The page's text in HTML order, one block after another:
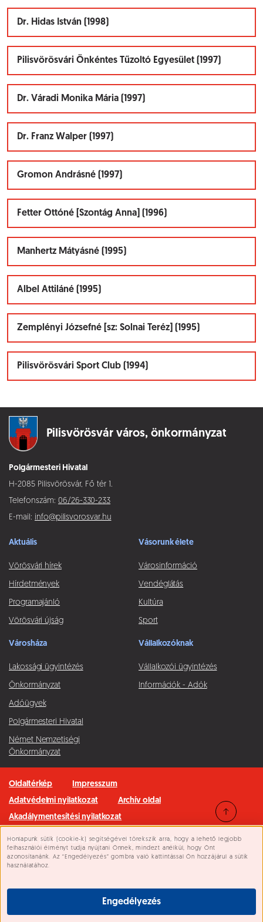
Süti beállítások
Honlapunk sütik (cookie-k) segítségével törekszik arra, hogy a lehető legjobb
felhasználói élményt tudja nyújtani Önnek, mindezt anélkül, hogy Önt
azonosítanánk. Az “Engedélyezés” gombra való kattintással Ön hozzájárul a sütik
használatához.
Engedélyezés
Dr. Hidas István (1998)
Pilisvörösvári Önkéntes Tűzoltó Egyesület (1997)
Dr. Váradi Monika Mária (1997)
Dr. Franz Walper (1997)
Gromon Andrásné (1997)
Fetter Ottóné [Szontág Anna] (1996)
Manhertz Mátyásné (1995)
Albel Attiláné (1995)
Zemplényi Józsefné [sz: Solnai Teréz] (1995)
Pilisvörösvári Sport Club (1994)
Pilisvörösvár város, önkormányzat
Polgármesteri Hivatal
H-2085 Pilisvörösvár, Fő tér 1.
Telefonszám: 06/26-330-233
E-mail: info@pilisvorosvar.hu
Aktuális
Vörösvári hírek
Hírdetmények
Programajánló
Vörösvári újság
Vásorunk élete
Városinformáció
Vendéglátás
Kultúra
Sport
Városháza
Lakossági ügyintézés
Önkormányzat
Adóügyek
Polgármesteri Hivatal
Német Nemzetiségi
Önkormányzat
Vállalkozóknak
Vállalkozói ügyintézés
Információk - Adók
Oldaltérkép
Impresszum
Adatvédelmi nyilatkozat
Archív oldal
Akadálymentesítési nyilatkozat
Minden jog fenntartva © 2026 Pilisvörösvár Város